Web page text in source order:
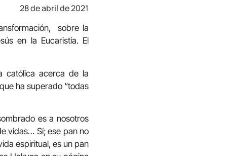
28 de abril de 2021
sobre la
en la Eucaristía. El
católica acerca de la
ha superado “todas
es a nosotros
vidas… Sí; ese pan no
espiritual, es un pan